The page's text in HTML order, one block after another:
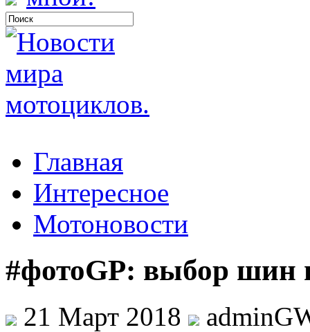
Главная
Интересное
Мотоновости
#фотоGP: выбор шин
21 Март 2018